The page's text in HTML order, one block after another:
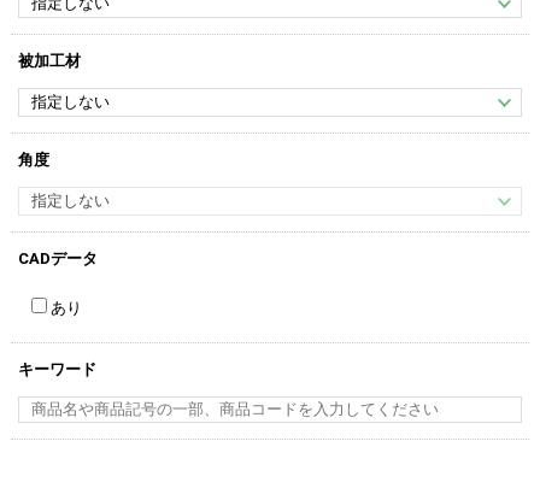
被加工材
角度
CADデータ
あり
キーワード